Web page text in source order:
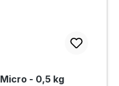
Bergkristallspitzen Super Micro - 0,5 kg